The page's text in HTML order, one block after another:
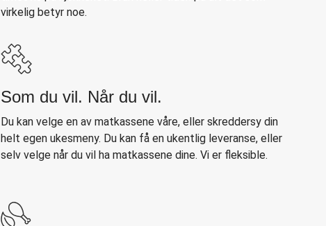
virkelig betyr noe.
Som du vil. Når du vil.
Du kan velge en av matkassene våre, eller skreddersy din
helt egen ukesmeny. Du kan få en ukentlig leveranse, eller
selv velge når du vil ha matkassene dine. Vi er fleksible.